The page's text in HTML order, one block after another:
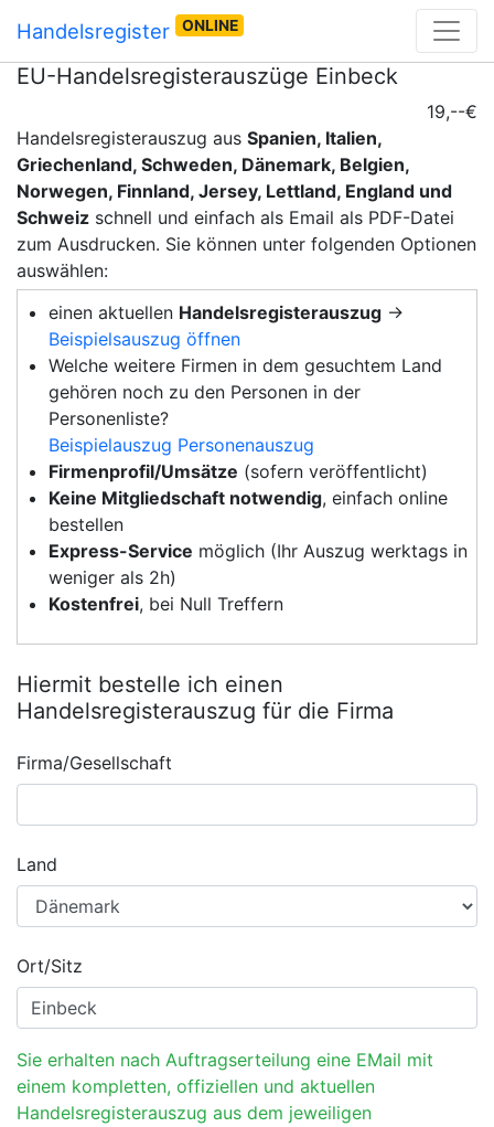
Handelsregister ONLINE
EU-Handelsregisterauszüge Einbeck
19,--€
Handelsregisterauszug aus Spanien, Italien,
Griechenland, Schweden, Dänemark, Belgien,
Norwegen, Finnland, Jersey, Lettland, England und
Schweiz schnell und einfach als Email als PDF-Datei
zum Ausdrucken. Sie können unter folgenden Optionen
auswählen:
einen aktuellen Handelsregisterauszug →
Beispielsauszug öffnen
Welche weitere Firmen in dem gesuchtem Land
gehören noch zu den Personen in der
Personenliste?
Beispielauszug Personenauszug
Firmenprofil/Umsätze (sofern veröffentlicht)
Keine Mitgliedschaft notwendig, einfach online
bestellen
Express-Service möglich (Ihr Auszug werktags in
weniger als 2h)
Kostenfrei, bei Null Treffern
Hiermit bestelle ich einen
Handelsregisterauszug für die Firma
Firma/Gesellschaft
Land
Ort/Sitz
Sie erhalten nach Auftragserteilung eine EMail mit
einem kompletten, offiziellen und aktuellen
Handelsregisterauszug aus dem jeweiligen